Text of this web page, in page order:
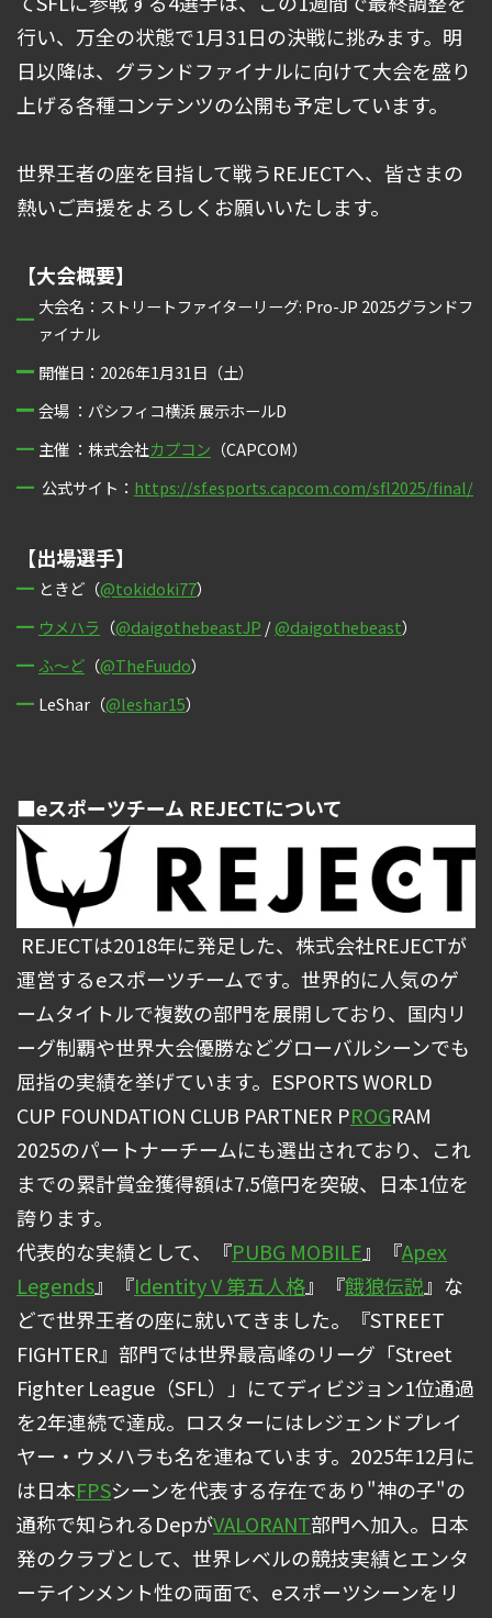
行い、万全の状態で1月31日の決戦に挑みます。明
日以降は、グランドファイナルに向けて大会を盛り
上げる各種コンテンツの公開も予定しています。
世界王者の座を目指して戦うREJECTへ、皆さまの
熱いご声援をよろしくお願いいたします。
【大会概要】
大会名：ストリートファイターリーグ: Pro-JP 2025グランドフ
ァイナル
開催日：2026年1月31日（土）
会場 ：パシフィコ横浜 展示ホールD
主催 ：株式会社カプコン （CAPCOM）
公式サイト： https://sf.esports.capcom.com/sfl2025/final/
【出場選手】
ときど（@tokidoki77）
ウメハラ （@daigothebeastJP /@daigothebeast）
ふ～ど （@TheFuudo）
LeShar（@leshar15）
■eスポーツチーム REJECTについて
REJECTは2018年に発足した、株式会社REJECTが
運営するeスポーツチームです。世界的に人気のゲ
ームタイトルで複数の部門を展開しており、国内リ
ーグ制覇や世界大会優勝などグローバルシーンでも
屈指の実績を挙げています。ESPORTS WORLD
CUP FOUNDATION CLUB PARTNER PROGRAM
2025のパートナーチームにも選出されており、これ
までの累計賞金獲得額は7.5億円を突破、日本1位を
誇ります。
代表的な実績として、『PUBG MOBILE』『Apex
Legends』『Identity V 第五人格』『餓狼伝説』な
どで世界王者の座に就いてきました。『STREET
FIGHTER』部門では世界最高峰のリーグ「Street
Fighter League（SFL）」にてディビジョン1位通過
を2年連続で達成。ロスターにはレジェンドプレイ
ヤー・ウメハラも名を連ねています。2025年12月に
は日本FPSシーンを代表する存在であり"神の子"の
通称で知られるDepがVALORANT部門へ加入。日本
発のクラブとして、世界レベルの競技実績とエンタ
ーテインメント性の両面で、eスポーツシーンをリ